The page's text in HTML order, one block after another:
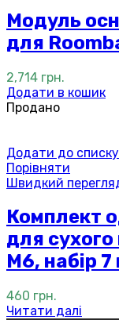
Модуль
для
2,714 грн.
Додати в кошик
Продано
Додати до
Порівняти
Швидкий
Комплект
для
M6, набір
460 грн.
Читати далі